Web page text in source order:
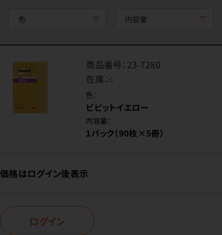
色 内容量
商品番号：23-7280
在庫：○
色：
ビビットイエロー
内容量：
1パック（90枚×5冊）
価格はログイン後表示
ログイン